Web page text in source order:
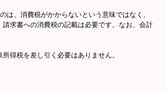
は、消費税がかからないという意味ではなく、
求書への消費税の記載は必要です。なお、会計
得税を差し引く必要はありません。